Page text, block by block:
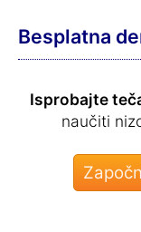
Besplatna
Isprobajte
naučiti